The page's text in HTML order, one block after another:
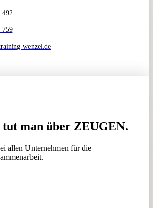
492
759
wenzel.de
tut man über ZEUGEN.
allen Unternehmen für die